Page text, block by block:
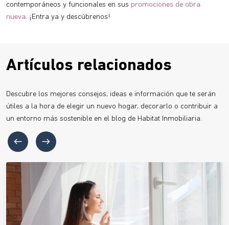
contemporáneos y funcionales en sus promociones de obra
nueva. ¡Entra ya y descúbrenos!
Artículos relacionados
Descubre los mejores consejos, ideas e información que te serán
útiles a la hora de elegir un nuevo hogar, decorarlo o contribuir a
un entorno más sostenible en el blog de Habitat Inmobiliaria.